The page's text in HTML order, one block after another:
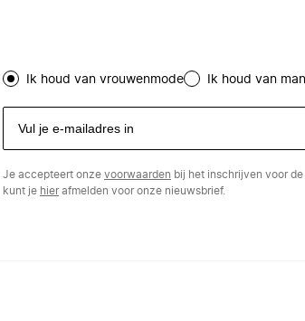
Ik houd van vrouwenmode Ik houd van
Je accepteert onze voorwaarden bij het inschrijven voor
kunt je hierafmelden voor onze nieuwsbrief.